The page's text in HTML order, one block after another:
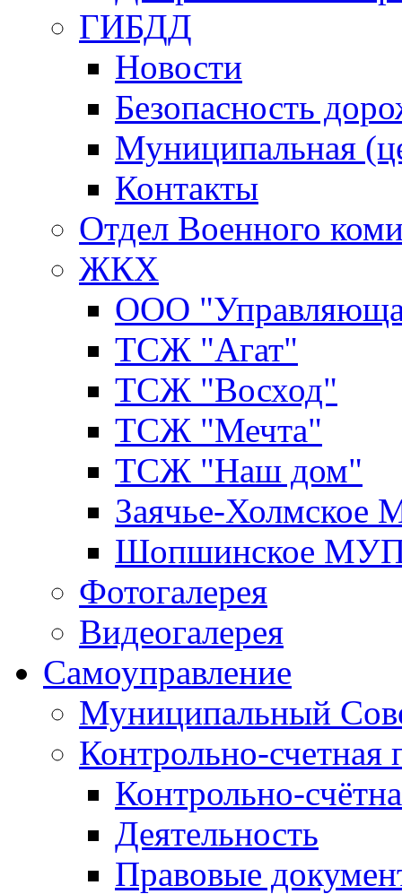
ГИБДД
Новости
Безопасность
Муниципальная
Контакты
Отдел Военного
ЖКХ
ООО
ТСЖ "Агат"
ТСЖ "Восход"
ТСЖ "Мечта"
ТСЖ "Наш дом"
Заячье-
Шопшинское
Фотогалерея
Видеогалерея
Самоуправление
Муниципальный
Контрольно-счетная
Контрольно-
Деятельность
Правовые